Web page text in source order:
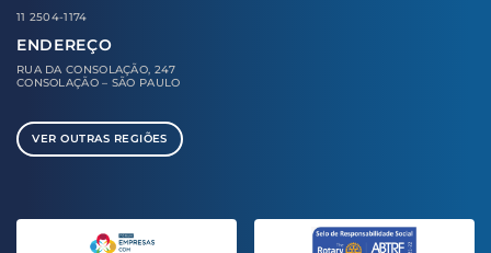
11 2504-1174
ENDEREÇO
RUA DA CONSOLAÇÃO, 247
CONSOLAÇÃO – SÃO PAULO
VER OUTRAS REGIÕES